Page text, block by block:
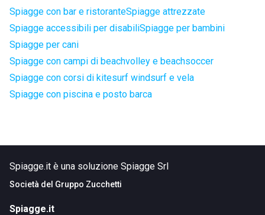
Spiagge con bar e ristoranteSpiagge attrezzate
Spiagge accessibili per disabiliSpiagge per bambini
Spiagge per cani
Spiagge con campi di beachvolley e beachsoccer
Spiagge con corsi di kitesurf windsurf e vela
Spiagge con piscina e posto barca
Spiagge.it è una soluzione Spiagge Srl
Società del Gruppo Zucchetti
Spiagge.it